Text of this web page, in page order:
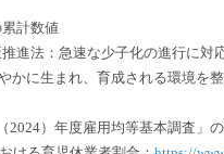
計数値
進法：急速な少子化の進行に対
かに生まれ、育成される環境を
2024）年度雇用均等基本調査」